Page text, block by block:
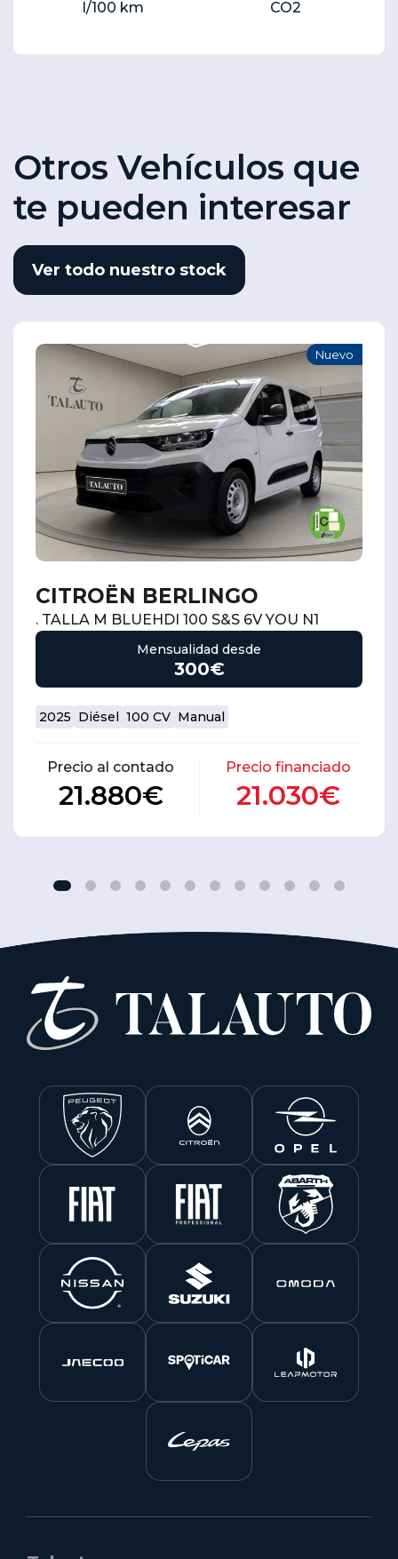
l/100 km CO2
Otros Vehículos que
te pueden interesar
Ver todo nuestro stock
Nuevo
CITROËN BERLINGO
. TALLA M BLUEHDI 100 S&S 6V YOU N1
Mensualidad desde
300€
2025 Diésel 100 CV Manual
Precio al contado
21.880€
Precio financiado
21.030€